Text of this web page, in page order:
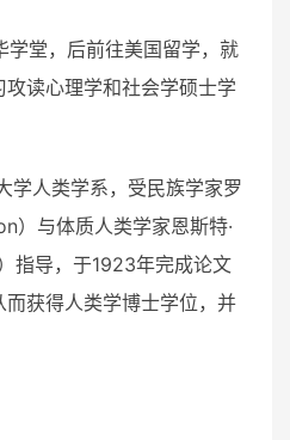
学堂，后前往美国留学，就
读心理学和社会学硕士学
学人类学系，受民族学家罗
）与体质人类学家恩斯特·
指导，于1923年完成论文
而获得人类学博士学位，并